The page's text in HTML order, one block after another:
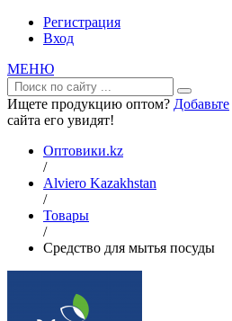
Регистрация
Вход
МЕНЮ
Ищете продукцию оптом? Добавьте
сайта его увидят!
Оптовики.kz
/
Alviero Kazakhstan
/
Товары
/
Средство для мытья посуды